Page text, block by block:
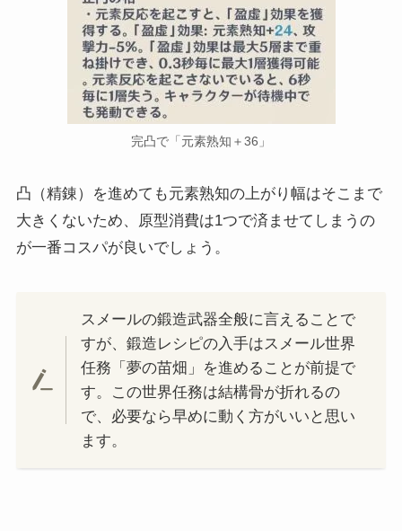
完凸で「元素熟知＋36」
凸（精錬）を進めても元素熟知の上がり幅はそこまで
大きくないため、原型消費は1つで済ませてしまうの
が一番コスパが良いでしょう。
スメールの鍛造武器全般に言えることで
すが、鍛造レシピの入手はスメール世界
任務「夢の苗畑」を進めることが前提で
す。この世界任務は結構骨が折れるの
で、必要なら早めに動く方がいいと思い
ます。